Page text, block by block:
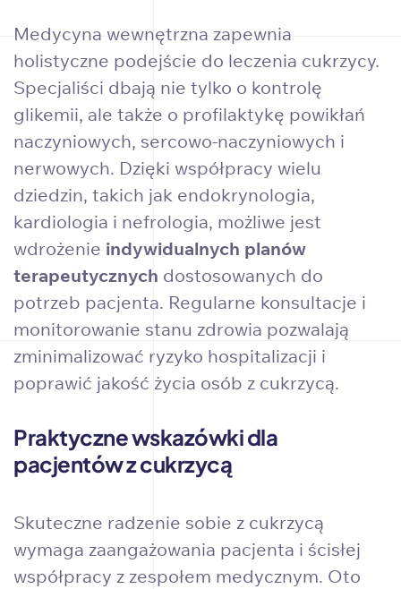
Medycyna wewnętrzna zapewnia
holistyczne podejście do leczenia cukrzycy.
Specjaliści dbają nie tylko o kontrolę
glikemii, ale także o profilaktykę powikłań
naczyniowych, sercowo-naczyniowych i
nerwowych. Dzięki współpracy wielu
dziedzin, takich jak endokrynologia,
kardiologia i nefrologia, możliwe jest
wdrożenie indywidualnych planów
terapeutycznych dostosowanych do
potrzeb pacjenta. Regularne konsultacje i
monitorowanie stanu zdrowia pozwalają
zminimalizować ryzyko hospitalizacji i
poprawić jakość życia osób z cukrzycą.
Praktyczne wskazówki dla
pacjentów z cukrzycą
Skuteczne radzenie sobie z cukrzycą
wymaga zaangażowania pacjenta i ścisłej
współpracy z zespołem medycznym. Oto